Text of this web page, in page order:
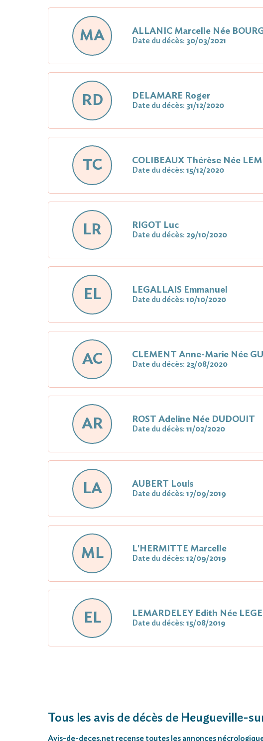
MA ALLANIC Marcelle Née
Date du décès: 30/03/2021
RD DELAMARE Roger
Date du décès: 31/12/2020
TC COLIBEAUX Thérèse Née
Date du décès: 15/12/2020
LR RIGOT Luc
Date du décès: 29/10/2020
EL LEGALLAIS Emmanuel
Date du décès: 10/10/2020
AC CLEMENT Anne-Marie Née
Date du décès: 23/08/2020
AR ROST Adeline Née DUDOUIT
Date du décès: 11/02/2020
LA AUBERT Louis
Date du décès: 17/09/2019
ML L'HERMITTE Marcelle
Date du décès: 12/09/2019
EL LEMARDELEY Edith Née
Date du décès: 15/08/2019
Tous les avis de décès de Heugueville-
Avis-de-deces.net recense toutes les annonces